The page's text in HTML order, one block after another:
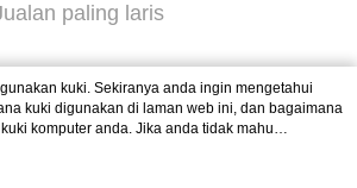
paling laris
kuki. Sekiranya anda ingin mengetahui
kuki digunakan di laman web ini, dan bagaimana
komputer anda. Jika anda tidak mahu
anda, sila rujuk penerangan mengenai kuki.